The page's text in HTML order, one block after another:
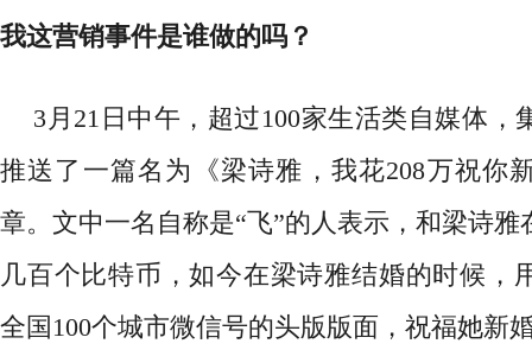
我这营销事件是谁做的吗？
3月21日中午，超过100家生活类自媒体，
推送了一篇名为《梁诗雅，我花208万祝你
章。文中一名自称是“飞”的人表示，和梁诗雅
几百个比特币，如今在梁诗雅结婚的时候，
全国100个城市微信号的头版版面，祝福她新